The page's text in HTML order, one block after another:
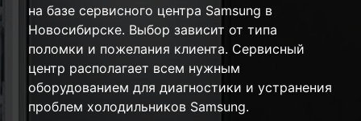
на базе сервисного центра Samsung в
Новосибирске. Выбор зависит от типа
поломки и пожелания клиента. Сервисный
центр располагает всем нужным
оборудованием для диагностики и устранения
проблем холодильников Samsung.